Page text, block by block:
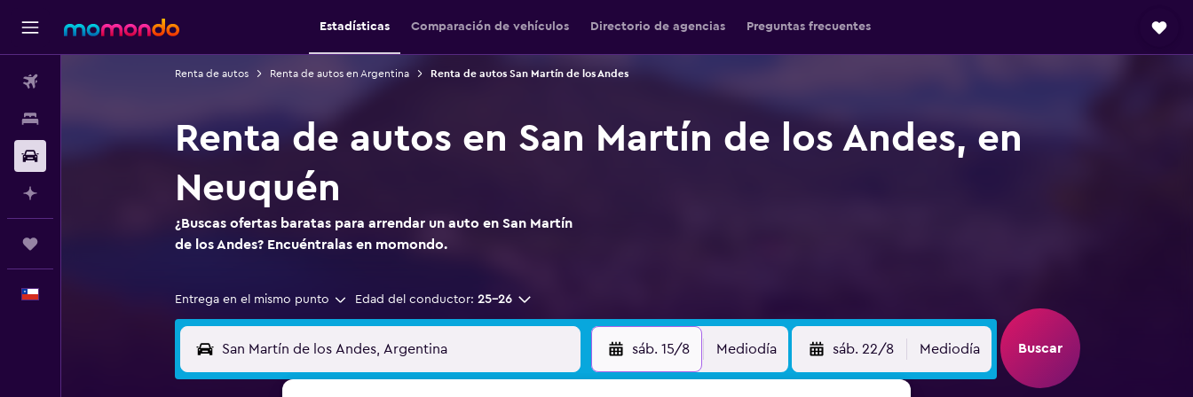
Estadísticas Comparación de vehículos Directorio de agencias Preguntas frecuentes
Renta de autos Renta de autos en Argentina Renta de autos San Martín de los Andes
Renta de autos en San Martín de los Andes, en
Neuquén
¿Buscas ofertas baratas para arrendar un auto en San Martín
de los Andes? Encuéntralas en momondo.
Entrega en el mismo punto Edad del conductor: 25-26
sáb. 15/8 Mediodía sáb. 22/8 Mediodía Buscar